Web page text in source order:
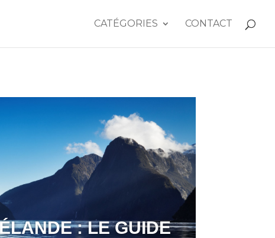
CATÉGORIES CONTACT
: LE GUIDE